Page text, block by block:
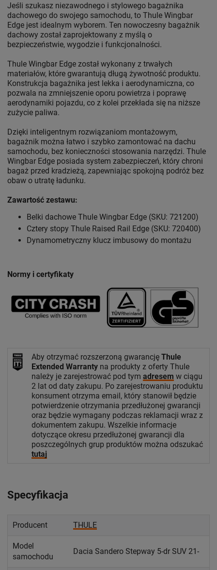
Jeśli szukasz niezawodnego i stylowego bagażnika
dachowego do swojego samochodu, to Thule Wingbar
Edge jest idealnym wyborem. Ten nowoczesny bagażnik
dachowy został zaprojektowany z myślą o
bezpieczeństwie, wygodzie i funkcjonalności.
Thule Wingbar Edge został wykonany z trwałych
materiałów, które gwarantują długą żywotność produktu.
Konstrukcja bagażnika jest lekka i aerodynamiczna, co
pozwala na zmniejszenie oporu powietrza i poprawę
aerodynamiki pojazdu, co z kolei przekłada się na niższe
zużycie paliwa.
Dzięki inteligentnym rozwiązaniom montażowym,
bagażnik można łatwo i szybko zamontować na dachu
samochodu, bez konieczności stosowania narzędzi. Thule
Wingbar Edge posiada system zabezpieczeń, który chroni
bagaż przed kradzieżą, zapewniając spokojną podróż bez
obaw o utratę ładunku.
Zawartość zestawu:
Belki dachowe Thule Wingbar Edge (SKU: 721200)
Cztery stopy Thule Raised Rail Edge (SKU: 720400)
Dynamometryczny klucz imbusowy do montażu
Normy i certyfikaty
Aby otrzymać rozszerzoną gwarancję Thule
Extended Warranty na produkty z oferty Thule
należy je zarejestrować pod tym adresem w ciągu
2 lat od daty zakupu. Po zarejestrowaniu produktu
konsument otrzyma email, który stanowił będzie
potwierdzenie otrzymania przedłużonej gwarancji
oraz będzie wymagany podczas reklamacji wraz z
dokumentem zakupu. Wszelkie informacje
dotyczące okresu przedłużonej gwarancji dla
poszczególnych grup produktów można odszukać
tutaj
Specyfikacja
Producent THULE
Model
samochodu
Dacia Sandero Stepway 5-dr SUV 21-